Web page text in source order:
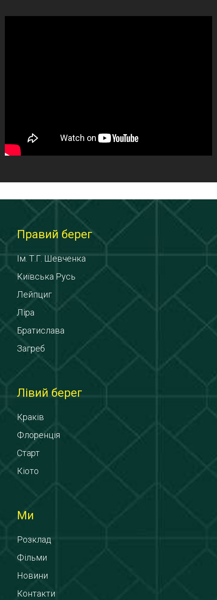
Правий берег
Ім. Т.Г. Шевченка
Київська Русь
Лейпциг
Ліра
Братислава
Загреб
Лівий берег
Краків
Флоренція
Старт
Кіото
Ми
Розклад
Фільми
Новини
Контакти